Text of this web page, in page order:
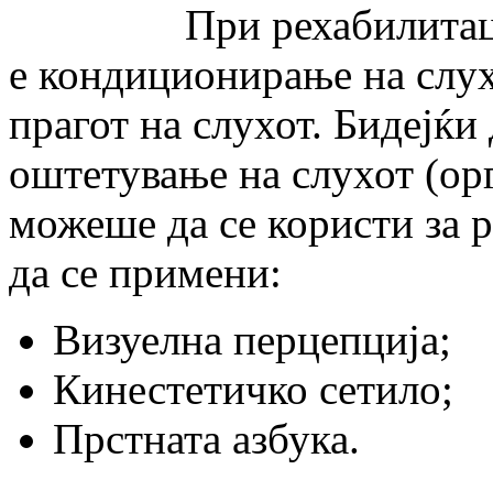
При
е кондиционирање на
прагот на слухот.
оштетување на слухот
можеше да се користи за
да се примени:
Визуелна перцепција;
Кинестетичко сетило;
Прстната азбука.